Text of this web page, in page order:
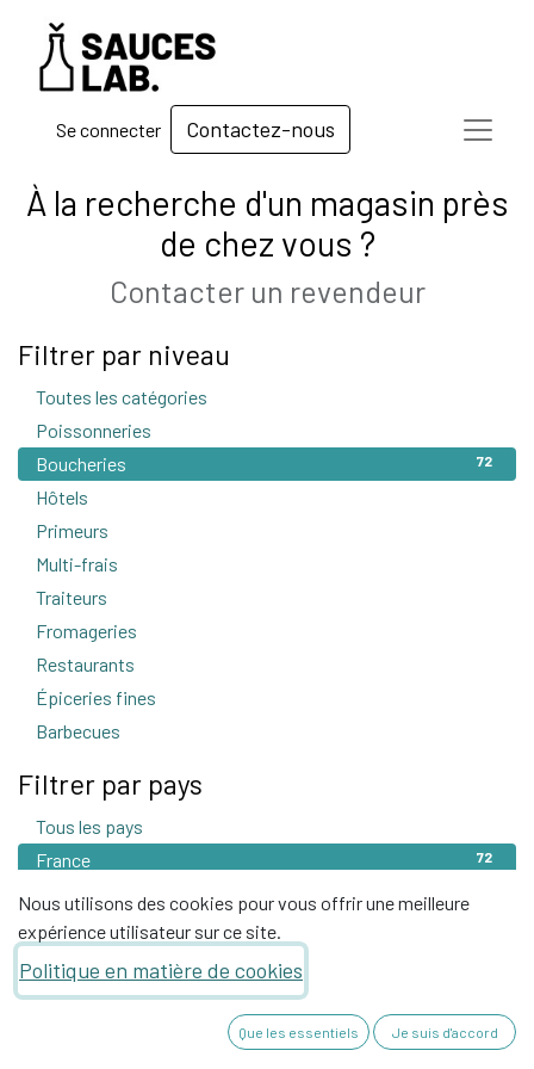
Se connecter Contactez-nous
À la recherche d'un magasin près
de chez vous ?
Contacter un revendeur
Filtrer par niveau
Toutes les catégories
Poissonneries
72
Boucheries
Hôtels
Primeurs
Multi-frais
Traiteurs
Fromageries
Restaurants
Épiceries fines
Barbecues
Filtrer par pays
Tous les pays
72
France
1 2
Boucheries
Nous utilisons des cookies pour vous offrir une meilleure
expérience utilisateur sur ce site.
Politique en matière de cookies
Que les essentiels Je suis d'accord